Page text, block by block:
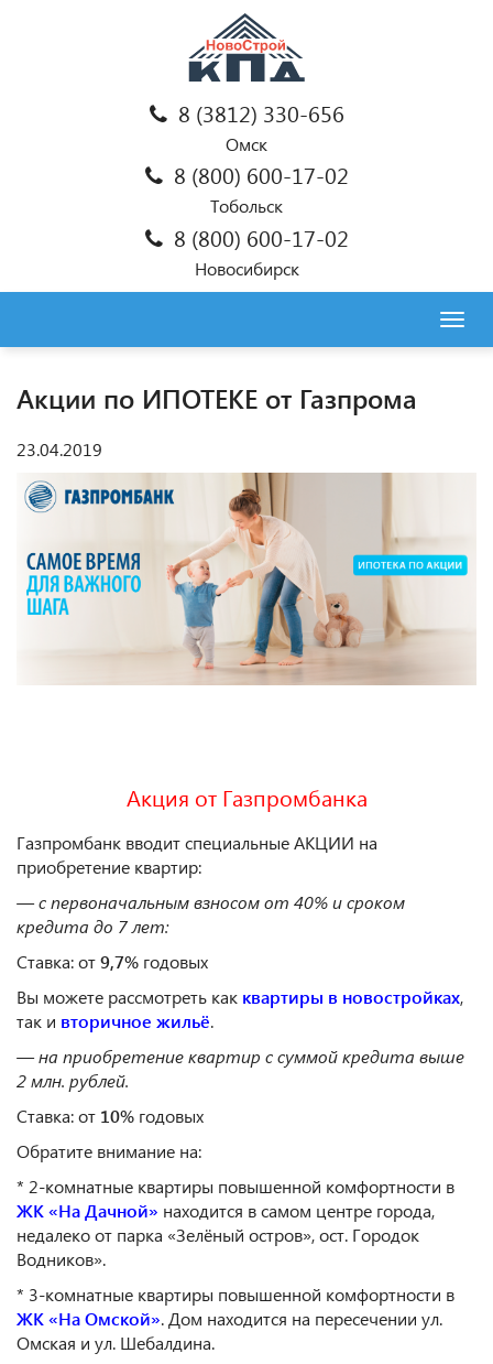
8 (3812) 330-656
Омск
8 (800) 600-17-02
Тобольск
8 (800) 600-17-02
Новосибирск
Акции по ИПОТЕКЕ от Газпрома
23.04.2019
Акция от Газпромбанка
Газпромбанк вводит специальные АКЦИИ на
приобретение квартир:
— с первоначальным взносом от 40% и сроком
кредита до 7 лет:
Ставка: от9,7% годовых
Вы можете рассмотреть как квартиры в новостройках,
так и вторичное жильё.
— на приобретение квартир с суммой кредита выше
2 млн. рублей.
Ставка: от 10% годовых
Обратите внимание на:
* 2-комнатные квартиры повышенной комфортности в
ЖК «На Дачной» находится в самом центре города,
недалеко от парка «Зелёный остров», ост. Городок
Водников».
* 3-комнатные квартиры повышенной комфортности в
ЖК «На Омской». Дом находится на пересечении ул.
Омская и ул. Шебалдина.